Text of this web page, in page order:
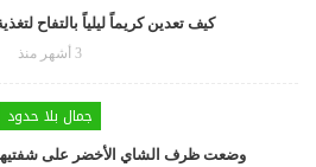
كيف تعدين كريماً ليلياً بالتفاح
3 أشهر منذ
جمال بلا حدود
وضعت ظرف الشاي الأخضر على